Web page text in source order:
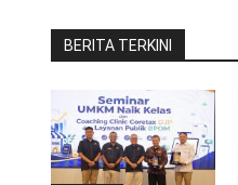
BERITA TERKINI